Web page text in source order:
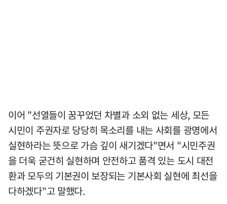
이어 "선열들이 꿈꾸었던 차별과 소외 없는 세상, 모든
시민이 주권자로 당당히 목소리를 내는 사회를 광명에서
실현하라는 뜻으로 가슴 깊이 새기겠다"면서 "시민주권
을 더욱 굳건히 실현하며 안전하고 품격 있는 도시 대전
환과 모두의 기본권이 보장되는 기본사회 실현에 최선을
다하겠다"고 말했다.